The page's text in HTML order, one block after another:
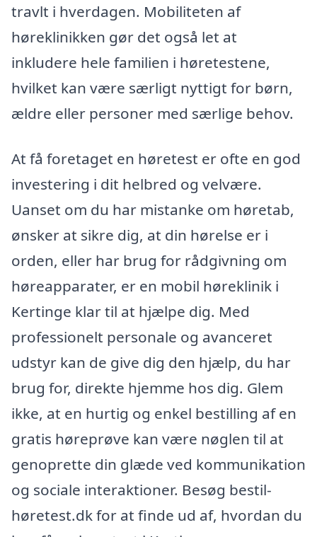
travlt i hverdagen. Mobiliteten af
høreklinikken gør det også let at
inkludere hele familien i høretestene,
hvilket kan være særligt nyttigt for børn,
ældre eller personer med særlige behov.
At få foretaget en høretest er ofte en god
investering i dit helbred og velvære.
Uanset om du har mistanke om høretab,
ønsker at sikre dig, at din hørelse er i
orden, eller har brug for rådgivning om
høreapparater, er en mobil høreklinik i
Kertinge klar til at hjælpe dig. Med
professionelt personale og avanceret
udstyr kan de give dig den hjælp, du har
brug for, direkte hjemme hos dig. Glem
ikke, at en hurtig og enkel bestilling af en
gratis høreprøve kan være nøglen til at
genoprette din glæde ved kommunikation
og sociale interaktioner. Besøg bestil-
høretest.dk for at finde ud af, hvordan du